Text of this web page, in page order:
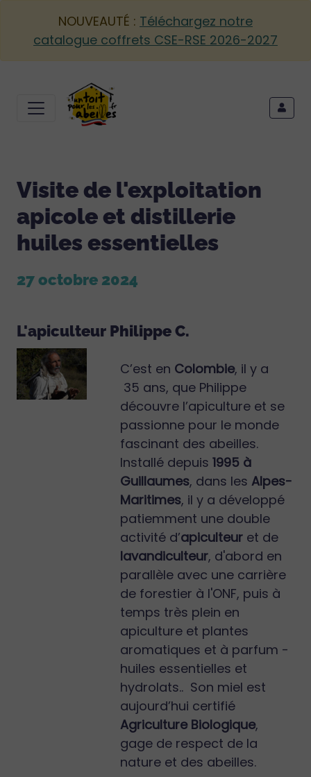
NOUVEAUTÉ : Téléchargez notre
catalogue coffrets CSE-RSE 2026-2027
Visite de l'exploitation
apicole et distillerie
huiles essentielles
27 octobre 2024
L'apiculteur Philippe C.
C’est en Colombie, il y a
35 ans, que Philippe
découvre l’apiculture et se
passionne pour le monde
fascinant des abeilles.
Installé depuis1995 à
Guillaumes, dans lesAlpes-
Maritimes, il y a développé
patiemment une double
activité d’apiculteur et de
lavandiculteur, d'abord en
parallèle avec une carrière
de forestier à l'ONF, puis à
temps très plein en
apiculture et plantes
aromatiques et à parfum -
huiles essentielles et
hydrolats.. Son miel est
aujourd’hui certifié
Agriculture Biologique,
gage de respect de la
nature et des abeilles.